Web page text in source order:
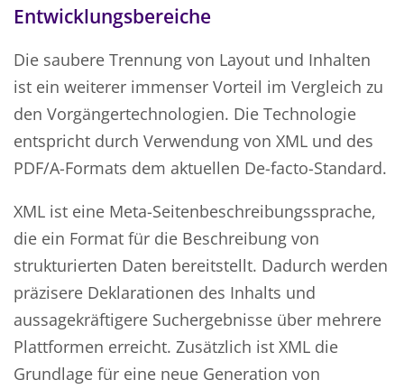
Entwicklungsbereiche
Die saubere Trennung von Layout und Inhalten
ist ein weiterer immenser Vorteil im Vergleich zu
den Vorgängertechnologien. Die Technologie
entspricht durch Verwendung von XML und des
PDF/A-Formats dem aktuellen De-facto-Standard.
XML ist eine Meta-Seitenbeschreibungssprache,
die ein Format für die Beschreibung von
strukturierten Daten bereitstellt. Dadurch werden
präzisere Deklarationen des Inhalts und
aussagekräftigere Suchergebnisse über mehrere
Plattformen erreicht. Zusätzlich ist XML die
Grundlage für eine neue Generation von